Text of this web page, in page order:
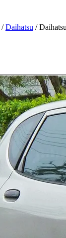
/ Daihatsu /